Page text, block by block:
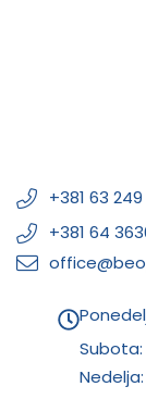
+381 63
+381 64